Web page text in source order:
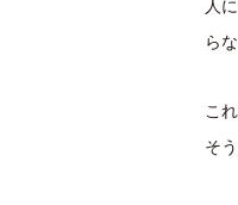
人
ら
こ
そ